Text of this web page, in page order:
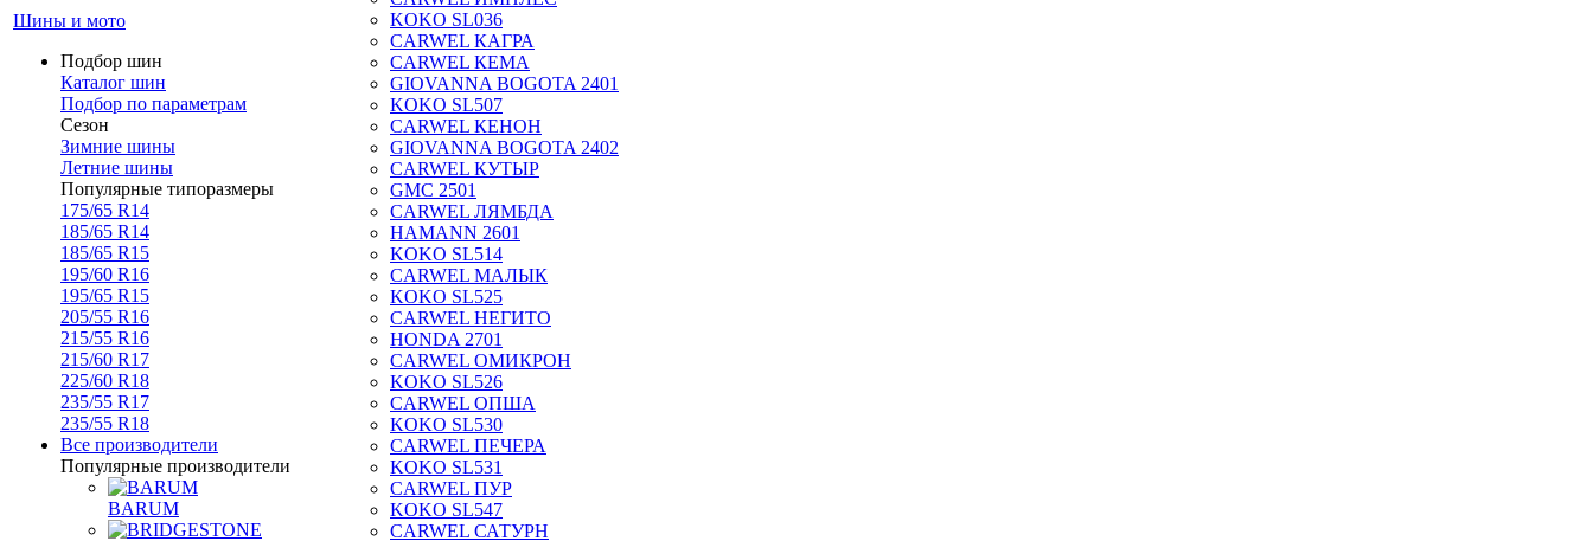
Шины и мото
Подбор шин
Каталог шин
Подбор по параметрам
Сезон
Зимние шины
Летние шины
Популярные типоразмеры
175/65 R14
185/65 R14
185/65 R15
195/60 R16
195/65 R15
205/55 R16
215/55 R16
215/60 R17
225/60 R18
235/55 R17
235/55 R18
Все производители
Популярные производители
BARUM
KOKO SL036
CARWEL КАГРА
CARWEL КЕМА
GIOVANNA BOGOTA 2401
KOKO SL507
CARWEL КЕНОН
GIOVANNA BOGOTA 2402
CARWEL КУТЫР
GMC 2501
CARWEL ЛЯМБДА
HAMANN 2601
KOKO SL514
CARWEL МАЛЫК
KOKO SL525
CARWEL НЕГИТО
HONDA 2701
CARWEL ОМИКРОН
KOKO SL526
CARWEL ОПША
KOKO SL530
CARWEL ПЕЧЕРА
KOKO SL531
CARWEL ПУР
KOKO SL547
CARWEL САТУРН